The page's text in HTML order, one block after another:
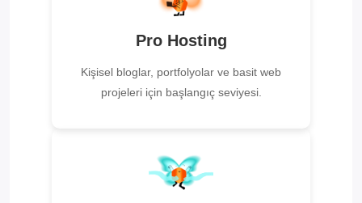
Pro Hosting
Kişisel bloglar, portfolyolar ve basit web
projeleri için başlangıç seviyesi.